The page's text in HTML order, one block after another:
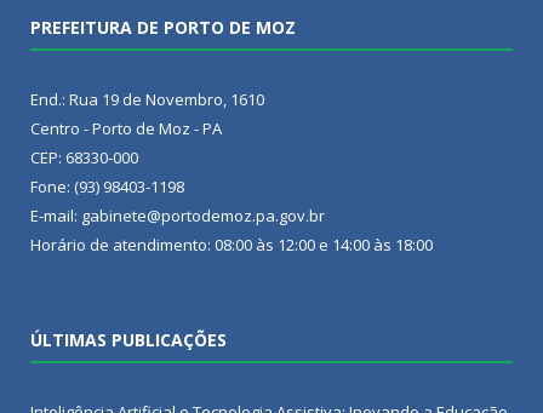
PREFEITURA DE PORTO DE MOZ
End.: Rua 19 de Novembro, 1610
Centro - Porto de Moz - PA
CEP: 68330-000
Fone: (93) 98403-1198
E-mail: gabinete@portodemoz.pa.gov.br
Horário de atendimento: 08:00 às 12:00 e 14:00 às 18:00
ÚLTIMAS PUBLICAÇÕES